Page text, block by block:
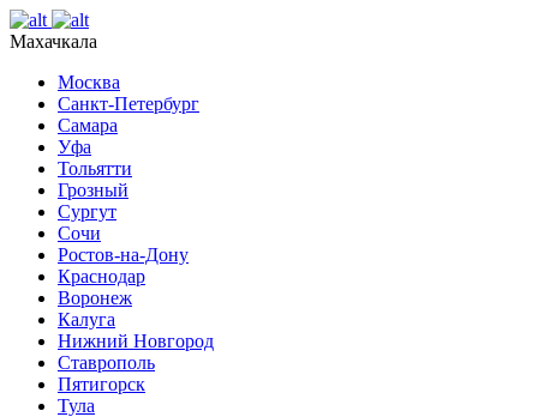
Махачкала
Москва
Санкт-Петербург
Самара
Уфа
Тольятти
Грозный
Сургут
Сочи
Ростов-на-Дону
Краснодар
Воронеж
Калуга
Нижний Новгород
Ставрополь
Пятигорск
Тула